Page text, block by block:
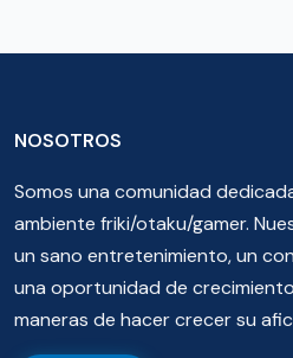
NOSOTROS
Somos una comunidad
ambiente friki/otaku/gamer.
un sano entretenimiento, un
una oportunidad de
maneras de hacer crecer su